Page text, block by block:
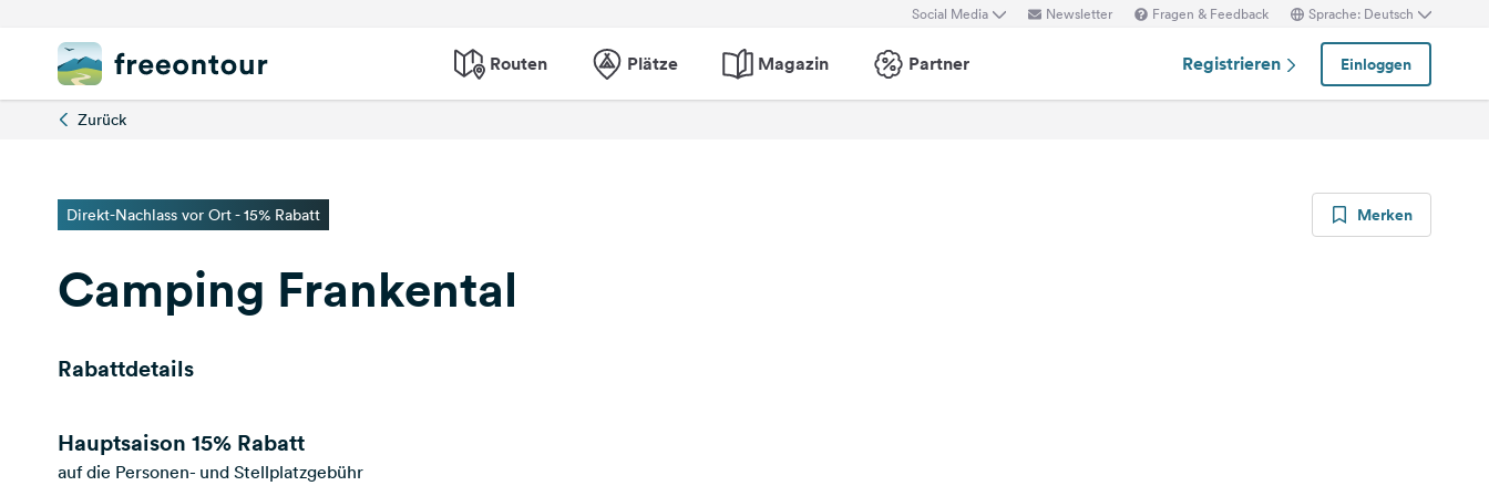
Social Media Newsletter Fragen & Feedback Sprache: Deutsch
Routen Plätze Magazin Partner Registrieren Einloggen
Zurück
Direkt-Nachlass vor Ort - 15% Rabatt Merken
Camping Frankental
Rabattdetails
Hauptsaison 15% Rabatt
auf die Personen- und Stellplatzgebühr